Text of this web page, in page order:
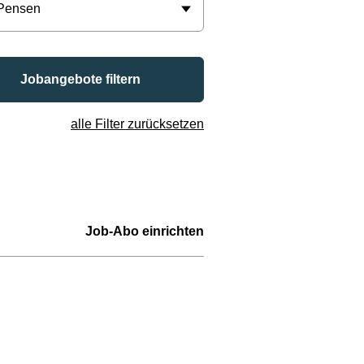
Jobangebote filtern
alle Filter zurücksetzen
Job-Abo einrichten